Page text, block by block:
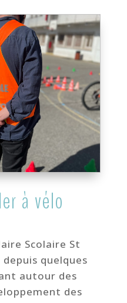
à vélo
Scolaire St
quelques
autour des
des